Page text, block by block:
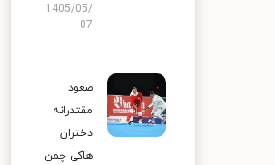
1405/05/
07
صعود
مقتدرانه
دختران
هاکی چمن